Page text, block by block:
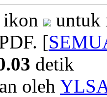
untuk
[
detik
oleh